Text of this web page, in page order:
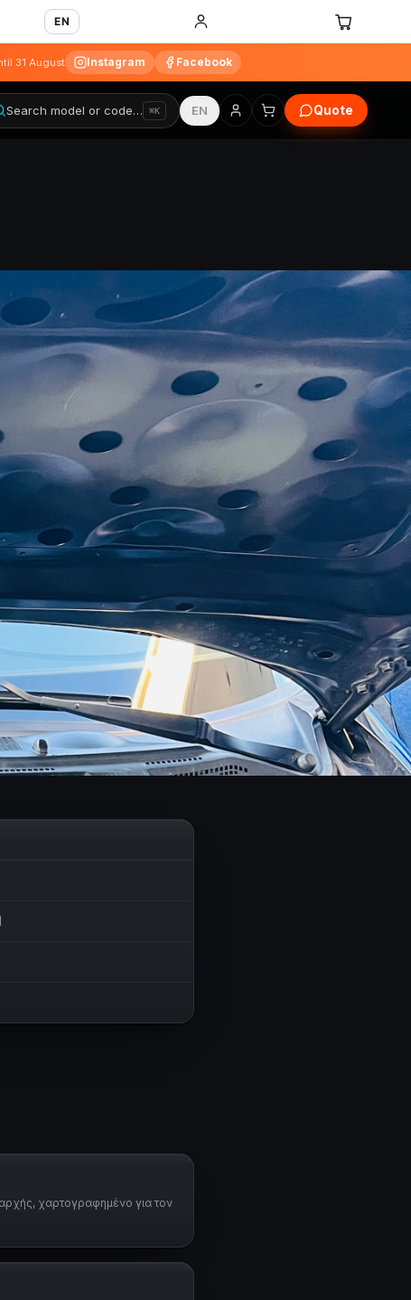
EN
31 August Instagram Facebook
Search model or code… ⌘K EN Quote
χαρτογραφημένο για τον